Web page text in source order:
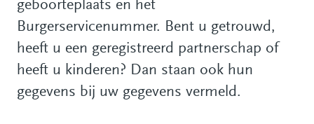
geboorteplaats en het
Burgerservicenummer. Bent u getrouwd,
heeft u een geregistreerd partnerschap of
heeft u kinderen? Dan staan ook hun
gegevens bij uw gegevens vermeld.